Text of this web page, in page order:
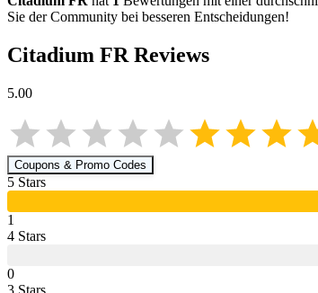
Sie der Community bei besseren Entscheidungen!
Citadium FRReviews
5.00
Coupons & Promo Codes
5 Stars
1
4 Stars
0